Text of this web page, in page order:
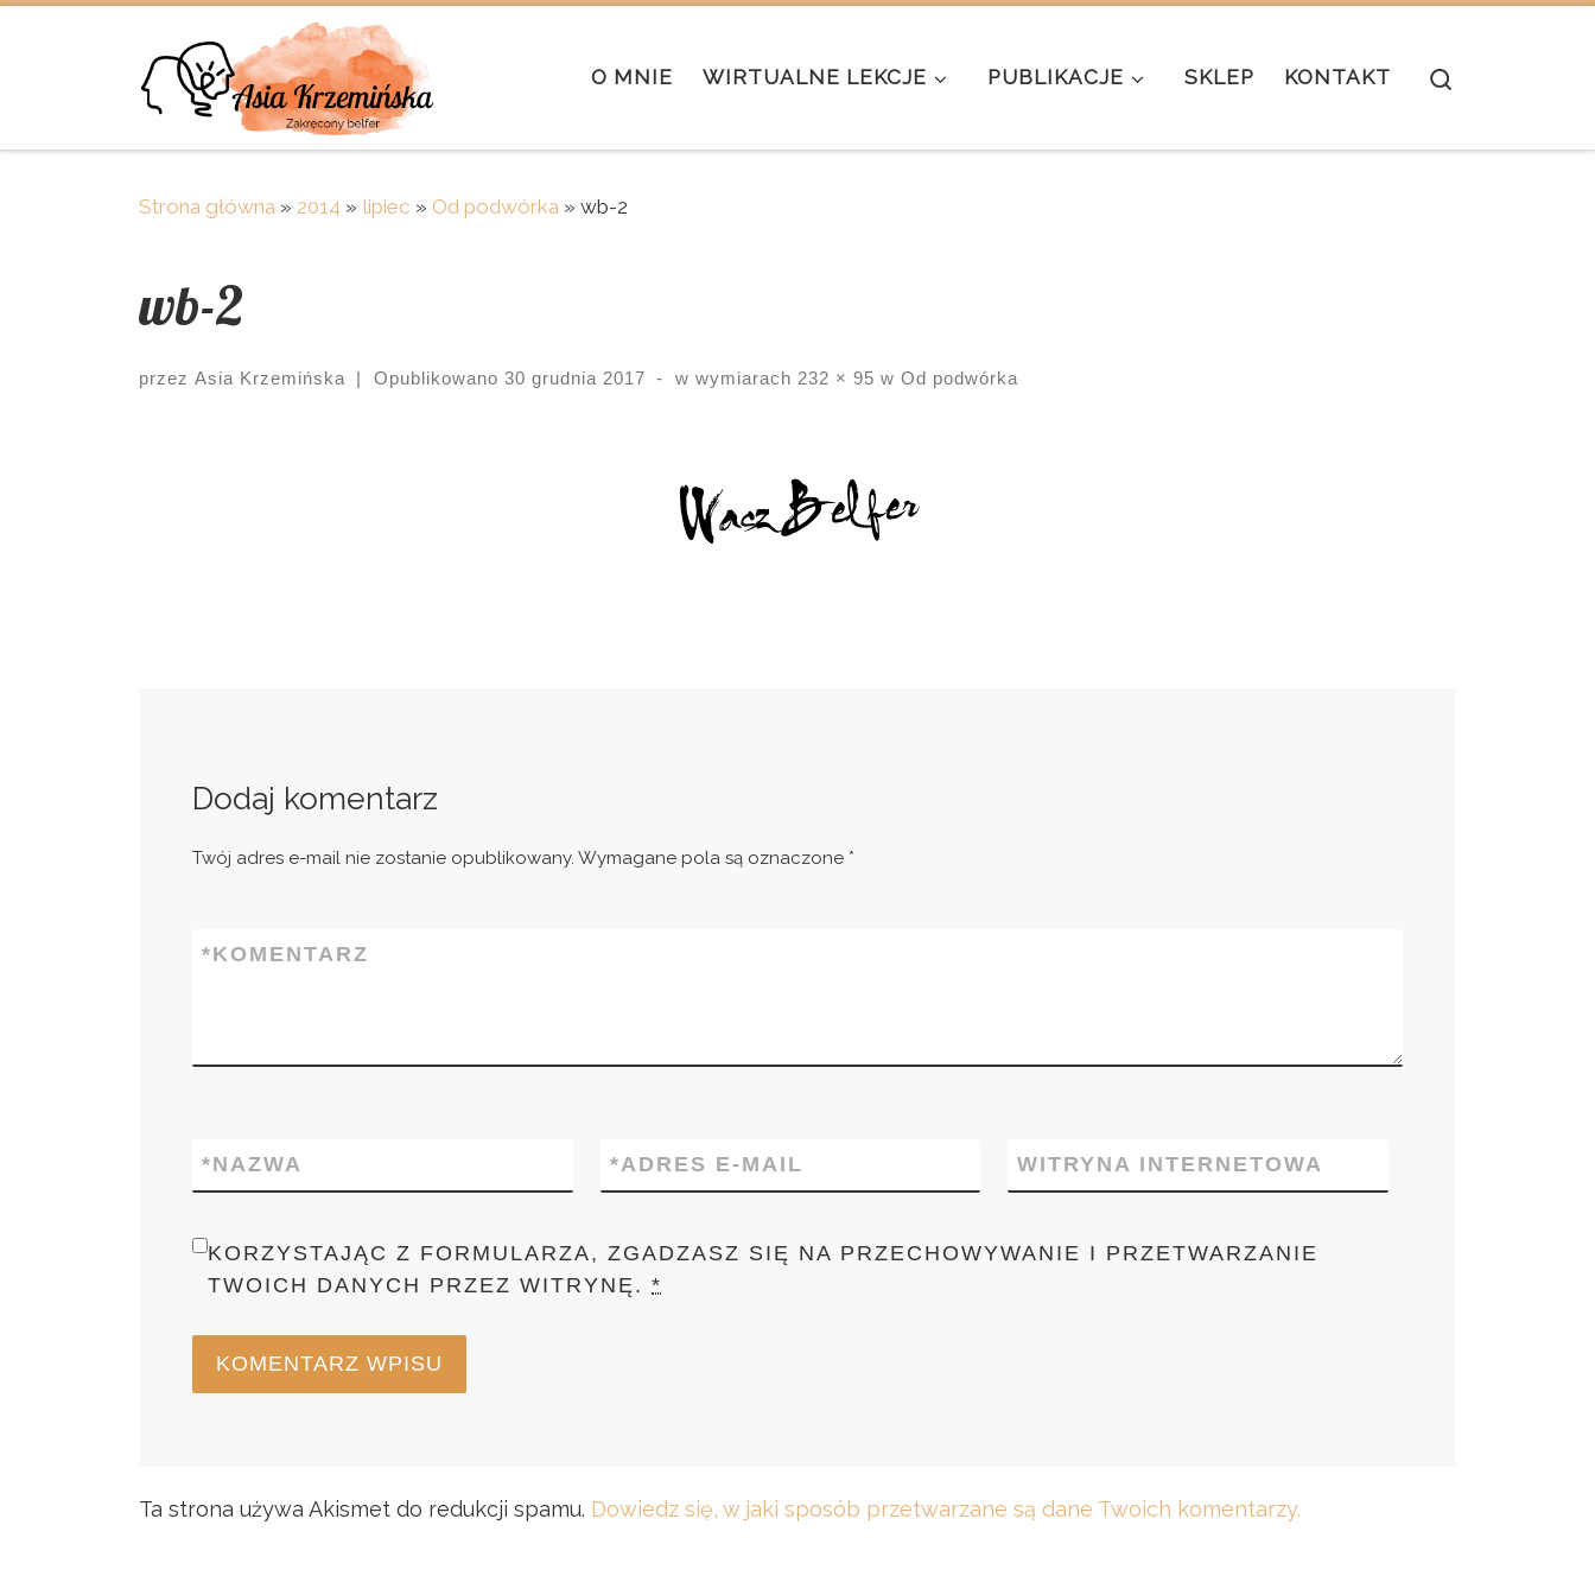
O MNIE WIRTUALNE LEKCJE PUBLIKACJE SKLEP KONTAKT
Strona główna » 2014 » lipiec » Od podwórka » wb-2
wb-2
przez Asia Krzemińska | Opublikowano 30 grudnia 2017 - w wymiarach 232 × 95 w Od podwórka
Dodaj komentarz
Twój adres e-mail nie zostanie opublikowany. Wymagane pola są oznaczone *
KOMENTARZ
*
NAZWA
* ADRES E-MAIL
* WITRYNA INTERNETOWA
KORZYSTAJĄC Z FORMULARZA, ZGADZASZ SIĘ NA PRZECHOWYWANIE I PRZETWARZANIE
TWOICH DANYCH PRZEZ WITRYNĘ.*
Ta strona używa Akismet do redukcji spamu. Dowiedz się, w jaki sposób przetwarzane są dane Twoich komentarzy.